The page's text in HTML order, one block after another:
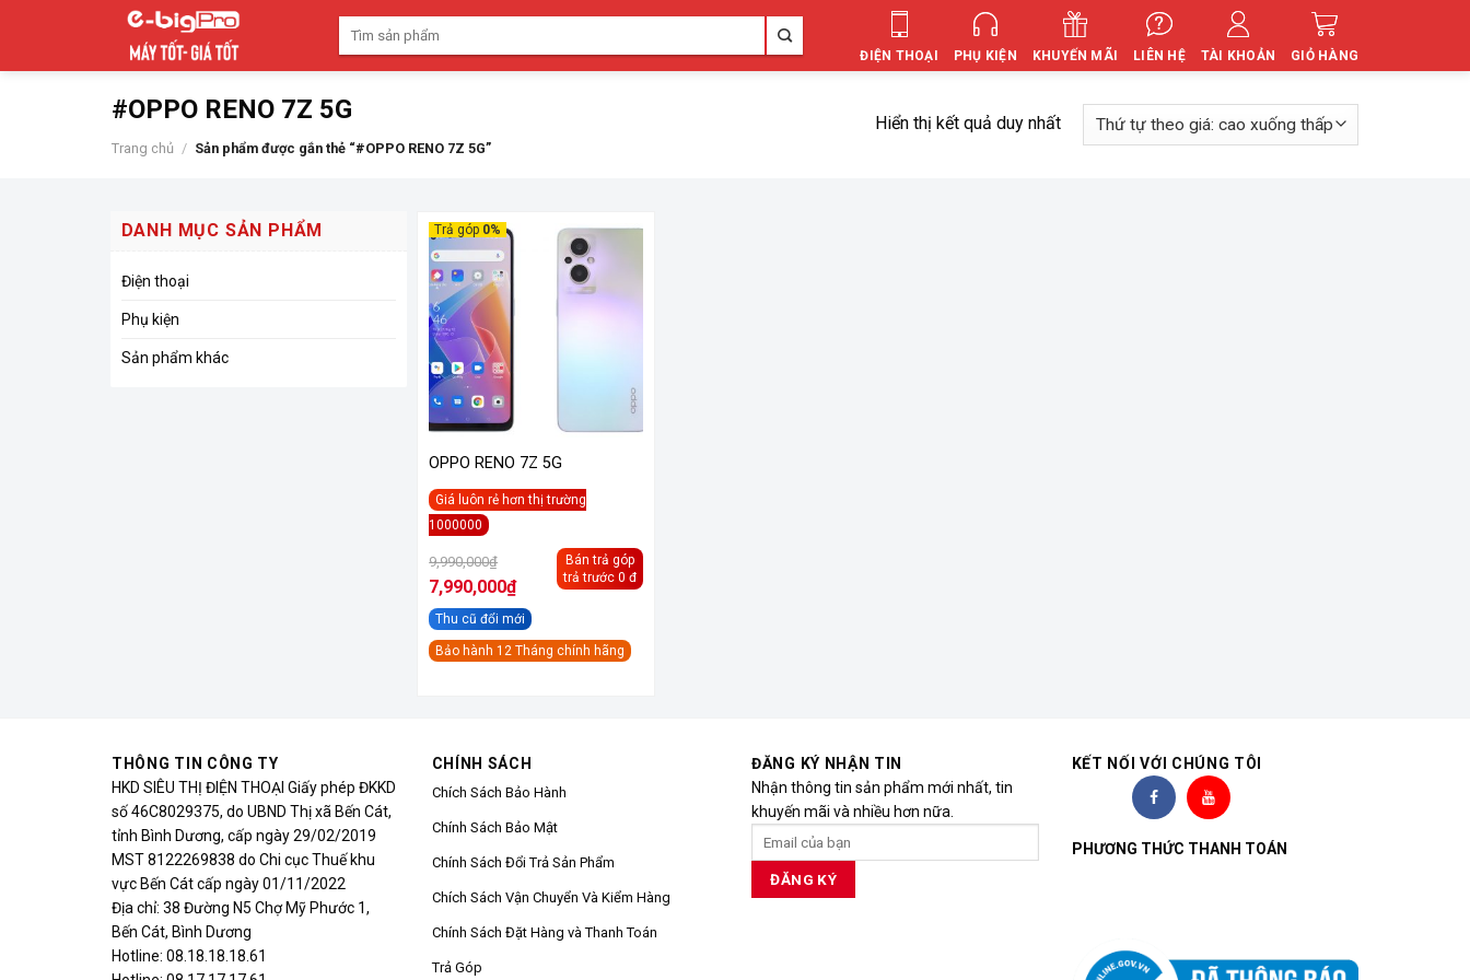
content
ĐIỆN THOẠI PHỤ KIỆN KHUYẾN MÃI LIÊN HỆ TÀI KHOẢN GIỎ HÀNG
#OPPO RENO 7Z 5G
Trang chủ / Sản phẩm được gắn thẻ “#OPPO RENO 7Z 5G”
Hiển thị kết quả duy nhất
DANH MỤC SẢN PHẨM
Điện thoại
Phụ kiện
Sản phẩm khác
Trả góp 0%
OPPO RENO 7Z 5G
Giá luôn rẻ hơn thị trường
1000000
9,990,000₫
là:
9,990,000₫.
7,990,000₫
Giá
hiện
tại
là:
7,990,000₫.
Bán trả góp
trả trước 0 đ
Thu cũ đổi mới
Bảo hành 12 Tháng chính hãng
THÔNG TIN CÔNG TY
HKD SIÊU THỊ ĐIỆN THOẠI Giấy phép ĐKKD
số 46C8029375, do UBND Thị xã Bến Cát,
tỉnh Bình Dương, cấp ngày 29/02/2019
MST 8122269838 do Chi cục Thuế khu
vực Bến Cát cấp ngày 01/11/2022
Địa chỉ: 38 Đường N5 Chợ Mỹ Phước 1,
Bến Cát, Bình Dương
Hotline: 08.18.18.18.61
CHÍNH SÁCH
Chích Sách Bảo Hành
Chính Sách Bảo Mật
Chính Sách Đổi Trả Sản Phẩm
Chích Sách Vận Chuyển Và Kiểm Hàng
Chính Sách Đặt Hàng và Thanh Toán
Trả Góp
ĐĂNG KÝ NHẬN TIN
Nhận thông tin sản phẩm mới nhất, tin
khuyến mãi và nhiều hơn nữa.
KẾT NỐI VỚI CHÚNG TÔI
PHƯƠNG THỨC THANH TOÁN